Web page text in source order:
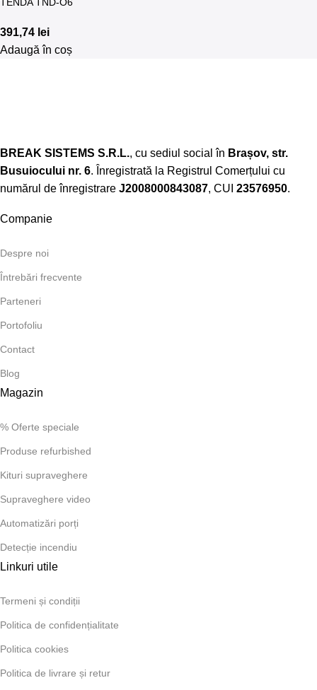
391,74 lei
Adaugă în coș
BREAK SISTEMS S.R.L., cu sediul social în Brașov, str.
Busuiocului nr. 6. Înregistrată la Registrul Comerțului cu
numărul de înregistrare J2008000843087, CUI 23576950.​
Companie
Despre noi
Întrebări frecvente
Parteneri
Portofoliu
Contact
Blog
Magazin
% Oferte speciale
Produse refurbished
Kituri supraveghere
Supraveghere video
Automatizări porți
Detecție incendiu
Linkuri utile
Termeni și condiții
Politica de confidențialitate
Politica cookies
Politica de livrare și retur